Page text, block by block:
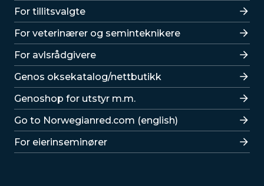
For tillitsvalgte
For veterinærer og seminteknikere
For avlsrådgivere
Lenker
Genos oksekatalog/nettbutikk
Genoshop for utstyr m.m.
Go to Norwegianred.com (english)
For eierinseminører